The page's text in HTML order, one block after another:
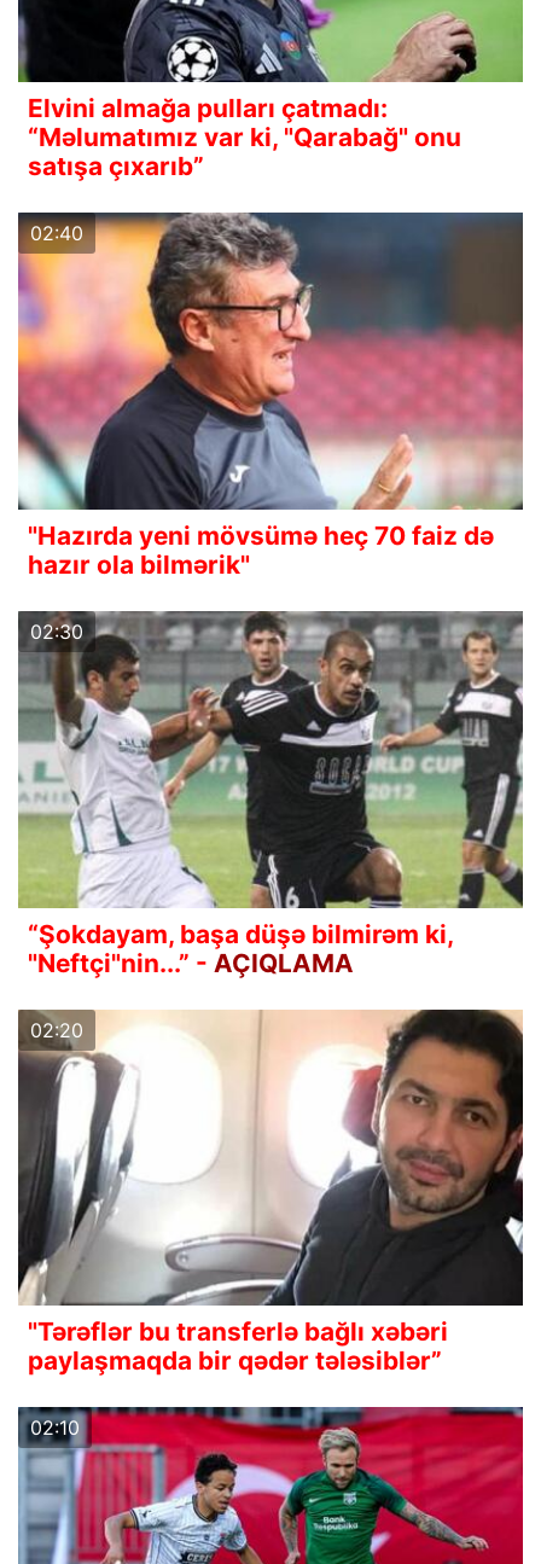
Elvini almağa pulları çatmadı:
“Məlumatımız var ki, "Qarabağ" onu
satışa çıxarıb”
02:40
"Hazırda yeni mövsümə heç 70 faiz də
hazır ola bilmərik"
02:30
“Şokdayam, başa düşə bilmirəm ki,
"Neftçi"nin...” - AÇIQLAMA
02:20
"Tərəflər bu transferlə bağlı xəbəri
paylaşmaqda bir qədər tələsiblər”
02:10